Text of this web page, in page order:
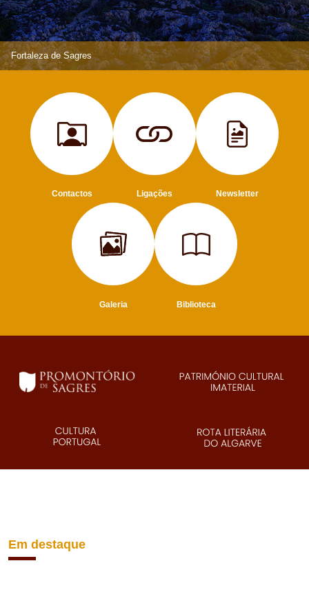
Fortaleza de Sagres
Contactos Ligações Newsletter
Galeria Biblioteca
Em destaque